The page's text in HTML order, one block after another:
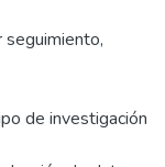
de investigación